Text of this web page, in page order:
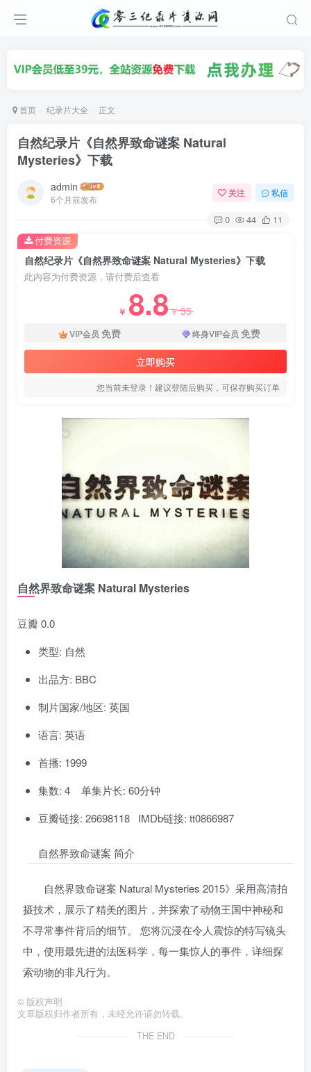
首页 纪录片大全 正文
自然纪录片《自然界致命谜案 Natural
Mysteries》下载
admin
6个月前发布
关注 私信
0 44 11
自然纪录片《自然界致命谜案 Natural Mysteries》下载
此内容为付费资源，请付费后查看
￥ 8.8￥35
VIP会员 免费 终身VIP会员 免费
立即购买
您当前未登录！建议登陆后购买，可保存购买订单
付费资源
自然界致命谜案 Natural Mysteries
豆瓣 0.0
类型: 自然
出品方: BBC
制片国家/地区: 英国
语言: 英语
首播: 1999
集数: 4 单集片长: 60分钟
豆瓣链接: 26698118 IMDb链接: tt0866987
自然界致命谜案 简介
自然界致命谜案 Natural Mysteries 2015》采用高清拍
摄技术，展示了精美的图片，并探索了动物王国中神秘和
不寻常事件背后的细节。 您将沉浸在令人震惊的特写镜头
中，使用最先进的法医科学，每一集惊人的事件，详细探
索动物的非凡行为。
© 版权声明
文章版权归作者所有，未经允许请勿转载。
THE END